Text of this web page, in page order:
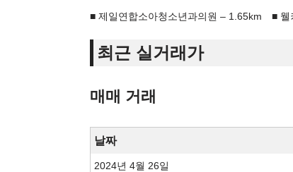
제일연합소아청소년과의원 – 1.65km 웰
최근 실거래가
매매 거래
날짜
2024년 4월 26일